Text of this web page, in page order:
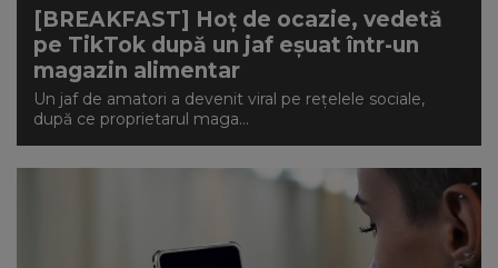
[BREAKFAST] Hoț de ocazie, vedetă
pe TikTok după un jaf eșuat într-un
magazin alimentar
Un jaf de amatori a devenit viral pe rețelele sociale,
după ce proprietarul maga...